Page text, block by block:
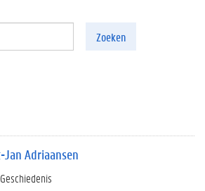
Zoeken
Adriaansen